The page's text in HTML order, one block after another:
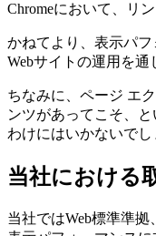
Chromeにおいて、リ
かねてより、表示パ
Webサイトの運用を通
ちなみに、ページ エ
ンツがあってこそ、
わけにはいかないでし
当社における
当社ではWeb標準準